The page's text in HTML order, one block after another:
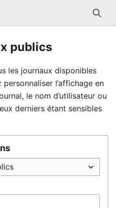
publics
les journaux disponibles
l’affichage en
le nom d’utilisateur ou
derniers étant sensibles